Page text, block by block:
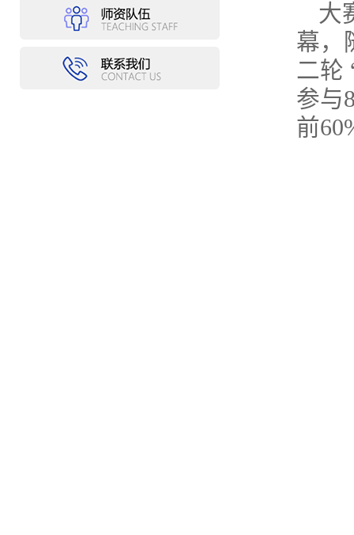
大
幕，
二轮
参与
前